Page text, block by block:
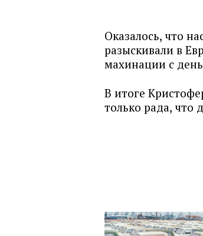
Оказалось, что
разыскивали в
махинации с
В итоге
только рада, что